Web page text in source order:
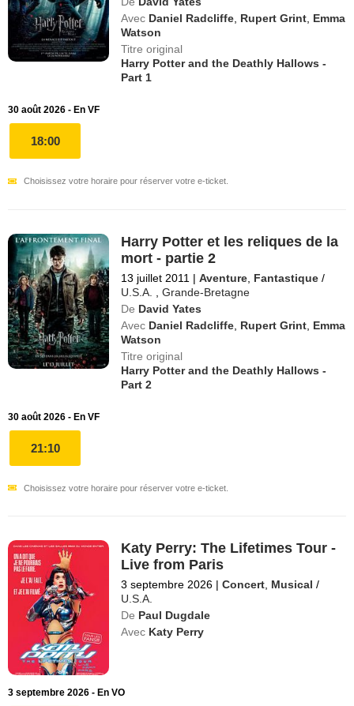
Avec Daniel Radcliffe Rupert Grint Emma
Watson
Titre original
Harry Potter and the Deathly Hallows -
Part 1
30 août 2026 - En VF
18:00
Choisissez votre horaire pour réserver votre e-ticket.
Harry Potter et les reliques de la
mort - partie 2
13 juillet 2011 | Aventure Fantastique /
U.S.A.
,Grande-Bretagne
De David Yates
Avec Daniel Radcliffe Rupert Grint Emma
Watson
Titre original
Harry Potter and the Deathly Hallows -
Part 2
30 août 2026 - En VF
21:10
Choisissez votre horaire pour réserver votre e-ticket.
Katy Perry: The Lifetimes Tour -
Live from Paris
3 septembre 2026 | Concert, Musical /
U.S.A.
De Paul Dugdale
Avec Katy Perry
3 septembre 2026 - En VO